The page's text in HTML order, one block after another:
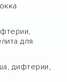
для
дифтерии,